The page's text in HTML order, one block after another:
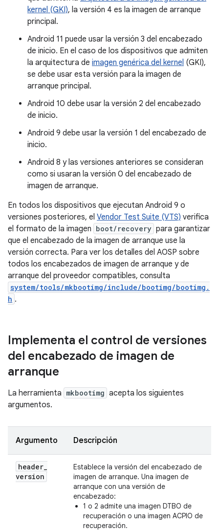
kernel (GKI), la versión 4 es la imagen de arranque
principal.
Android 11 puede usar la versión 3 del encabezado
de inicio. En el caso de los dispositivos que admiten
la arquitectura de imagen genérica del kernel (GKI),
se debe usar esta versión para la imagen de
arranque principal.
Android 10 debe usar la versión 2 del encabezado
de inicio.
Android 9 debe usar la versión 1 del encabezado de
inicio.
Android 8 y las versiones anteriores se consideran
como si usaran la versión 0 del encabezado de
imagen de arranque.
En todos los dispositivos que ejecutan Android 9 o
versiones posteriores, el Vendor Test Suite (VTS) verifica
el formato de la imagen boot/recovery para garantizar
que el encabezado de la imagen de arranque use la
versión correcta. Para ver los detalles del AOSP sobre
todos los encabezados de imagen de arranque y de
arranque del proveedor compatibles, consulta
system/tools/mkbootimg/include/bootimg/bootimg.
h .
Implementa el control de versiones
del encabezado de imagen de
arranque
La herramienta mkbootimg acepta los siguientes
argumentos.
Argumento Descripción
header_
version
Establece la versión del encabezado de
imagen de arranque. Una imagen de
arranque con una versión de
encabezado:
1 o 2 admite una imagen DTBO de
recuperación o una imagen ACPIO de
recuperación.